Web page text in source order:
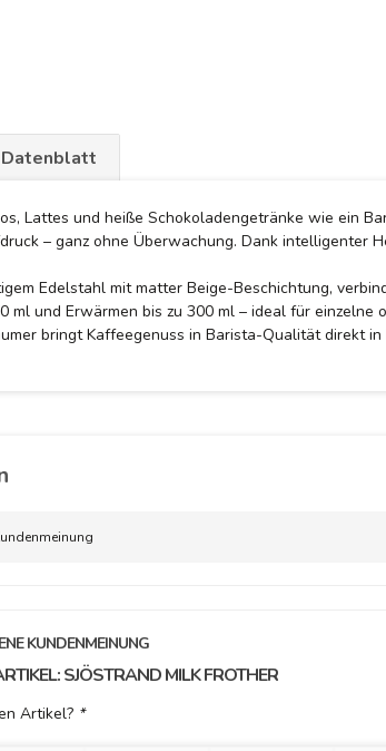
Datenblatt
Lattes und heiße Schokoladengetränke wie ein
– ganz ohne Überwachung. Dank
Edelstahl mit matter Beige-Beschichtung,
ml und Erwärmen bis zu 300 ml – ideal für
bringt Kaffeegenuss in Barista-Qualität direkt in
KUNDENMEINUNG
SJÖSTRAND MILK FROTHER
Artikel? *